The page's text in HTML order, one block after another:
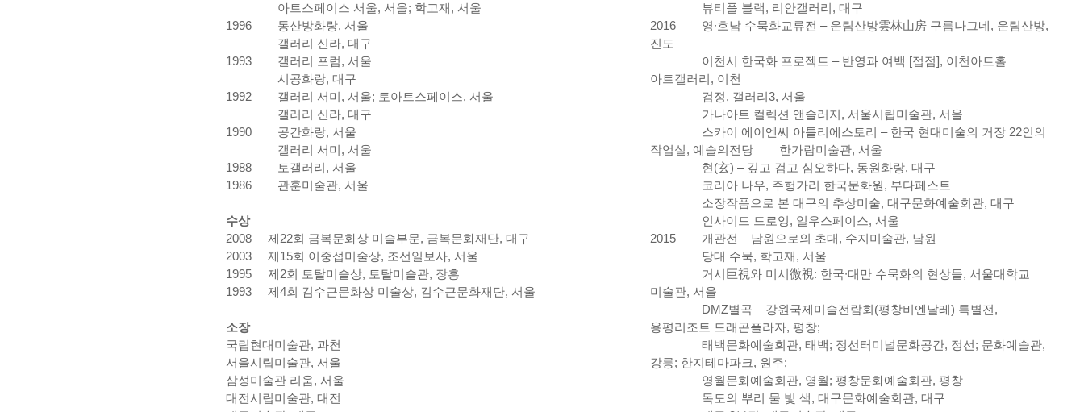
아트스페이스 서울, 서울; 학고재, 서울
1996
동산방화랑, 서울
갤러리 신라, 대구
1993
갤러리 포럼, 서울
시공화랑, 대구
1992
갤러리 서미, 서울; 토아트스페이스, 서울
갤러리 신라, 대구
1990
공간화랑, 서울
갤러리 서미, 서울
1988
토갤러리, 서울
1986
관훈미술관, 서울
수상
2008 제22회 금복문화상 미술부문, 금복문화재단, 대구
2003 제15회 이중섭미술상, 조선일보사, 서울
1995 제2회 토탈미술상, 토탈미술관, 장흥
1993 제4회 김수근문화상 미술상, 김수근문화재단, 서울
소장
국립현대미술관, 과천
서울시립미술관, 서울
삼성미술관 리움, 서울
대전시립미술관, 대전
뷰티풀 블랙, 리안갤러리, 대구
2016
영∙호남 수묵화교류전 – 운림산방雲林山房 구름나그네, 운림산방,
진도
이천시 한국화 프로젝트 – 반영과 여백 [접점], 이천아트홀
아트갤러리, 이천
검정, 갤러리3, 서울
가나아트 컬렉션 앤솔러지, 서울시립미술관, 서울
스카이 에이엔씨 아틀리에스토리 – 한국 현대미술의 거장 22인의
작업실, 예술의전당
한가람미술관, 서울
현(玄) – 깊고 검고 심오하다, 동원화랑, 대구
코리아 나우, 주헝가리 한국문화원, 부다페스트
소장작품으로 본 대구의 추상미술, 대구문화예술회관, 대구
인사이드 드로잉, 일우스페이스, 서울
2015
개관전 – 남원으로의 초대, 수지미술관, 남원
당대 수묵, 학고재, 서울
거시巨視와 미시微視: 한국∙대만 수묵화의 현상들, 서울대학교
미술관, 서울
DMZ별곡 – 강원국제미술전람회(평창비엔날레) 특별전,
용평리조트 드래곤플라자, 평창;
태백문화예술회관, 태백; 정선터미널문화공간, 정선; 문화예술관,
강릉; 한지테마파크, 원주;
영월문화예술회관, 영월; 평창문화예술회관, 평창
독도의 뿌리 물 빛 색, 대구문화예술회관, 대구